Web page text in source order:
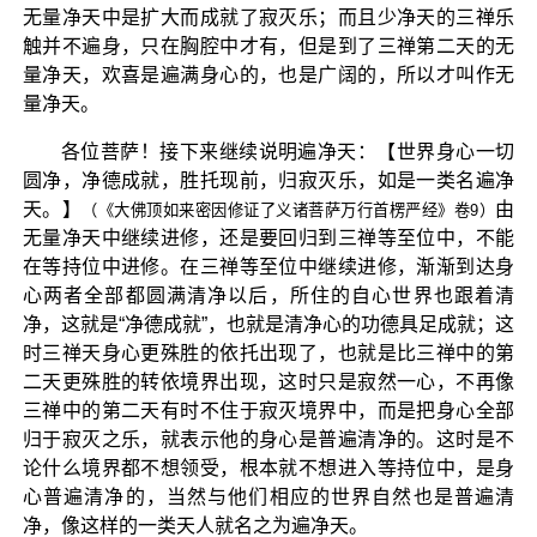
无量净天中是扩大而成就了寂灭乐；而且少净天的三禅乐
触并不遍身，只在胸腔中才有，但是到了三禅第二天的无
量净天，欢喜是遍满身心的，也是广阔的，所以才叫作无
量净天。
各位菩萨！接下来继续说明遍净天：【世界身心一切
圆净，净德成就，胜托现前，归寂灭乐，如是一类名遍净
天。】
（《大佛顶如来密因修证了义诸菩萨万行首楞严经》卷9） 由
无量净天中继续进修，还是要回归到三禅等至位中，不能
在等持位中进修。在三禅等至位中继续进修，渐渐到达身
心两者全部都圆满清净以后，所住的自心世界也跟着清
净，这就是“净德成就”，也就是清净心的功德具足成就；这
时三禅天身心更殊胜的依托出现了，也就是比三禅中的第
二天更殊胜的转依境界出现，这时只是寂然一心，不再像
三禅中的第二天有时不住于寂灭境界中，而是把身心全部
归于寂灭之乐，就表示他的身心是普遍清净的。这时是不
论什么境界都不想领受，根本就不想进入等持位中，是身
心普遍清净的，当然与他们相应的世界自然也是普遍清
净，像这样的一类天人就名之为遍净天。